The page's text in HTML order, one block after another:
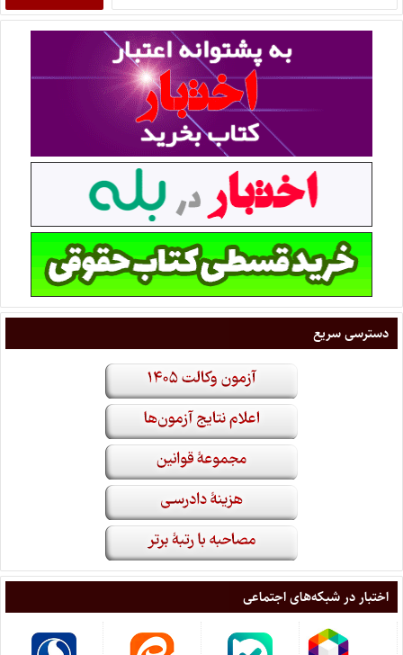
دسترسی سریع
اختبار در شبکه‌های اجتماعی